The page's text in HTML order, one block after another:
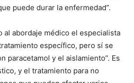
puede durar la enfermedad”.
al abordaje médico el especialista
específico, pero sí se
paracetamol y el aislamiento”. Es
y el tratamiento para no